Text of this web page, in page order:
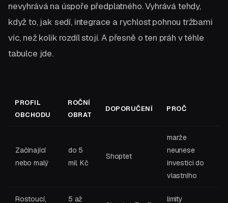
nevyhrává na úspoře předplatného. Vyhrává tehdy,
když to, jak sedí, integrace a rychlost pohnou tržbami
víc, než kolik rozdíl stojí. A přesně o ten práh v téhle
tabulce jde.
PROFIL
OBCHODU
ROČNÍ
OBRAT
DOPORUČENÍ PROČ
Začínající
nebo malý
do 5
mil. Kč
Shoptet
marže
neunese
investici do
vlastního
Rostoucí,
5 až
limity